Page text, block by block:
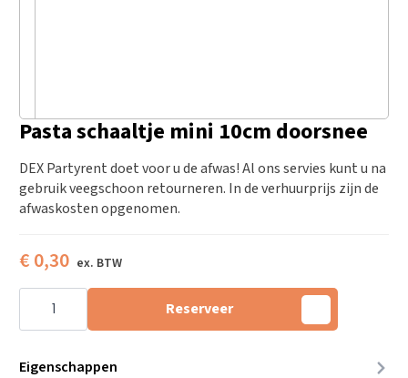
Pasta schaaltje mini 10cm doorsnee
DEX Partyrent doet voor u de afwas! Al ons servies kunt u na
gebruik veegschoon retourneren. In de verhuurprijs zijn de
afwaskosten opgenomen.
€ 0,30
Pasta
schaaltje
10cm
aantal
Reserveer
Eigenschappen